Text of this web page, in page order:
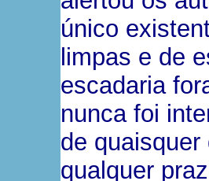
único
limpas e de
escadaria
nunca foi
de
qualquer